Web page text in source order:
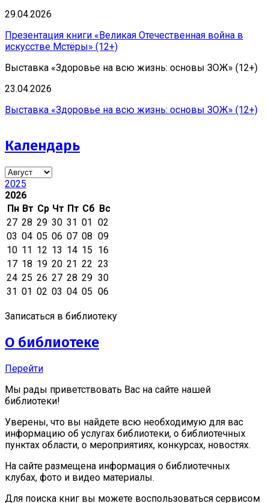
29.04.2026
Презентация книги «Великая Отечественная война в
искусстве Мстёры» (12+)
Выставка «Здоровье на всю жизнь: основы ЗОЖ» (12+)
23.04.2026
Выставка «Здоровье на всю жизнь: основы ЗОЖ» (12+)
Календарь
2025
2026
Пн Вт Ср Чт Пт Сб Вс
27 28 29 30 31 01 02
03 04 05 06 07 08 09
10 11 12 13 14 15 16
17 18 19 20 21 22 23
24 25 26 27 28 29 30
31 01 02 03 04 05 06
Записаться в библиотеку
О библиотеке
Перейти
Мы рады приветствовать Вас на сайте нашей
библиотеки!
Уверены, что вы найдете всю необходимую для вас
информацию об услугах библиотеки, о библиотечных
пунктах области, о мероприятиях, конкурсах, новостях.
На сайте размещена информация о библиотечных
клубах, фото и видео материалы.
Для поиска книг вы можете воспользоваться сервисом